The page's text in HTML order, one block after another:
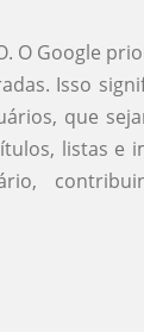
O Google
Isso
que
listas e